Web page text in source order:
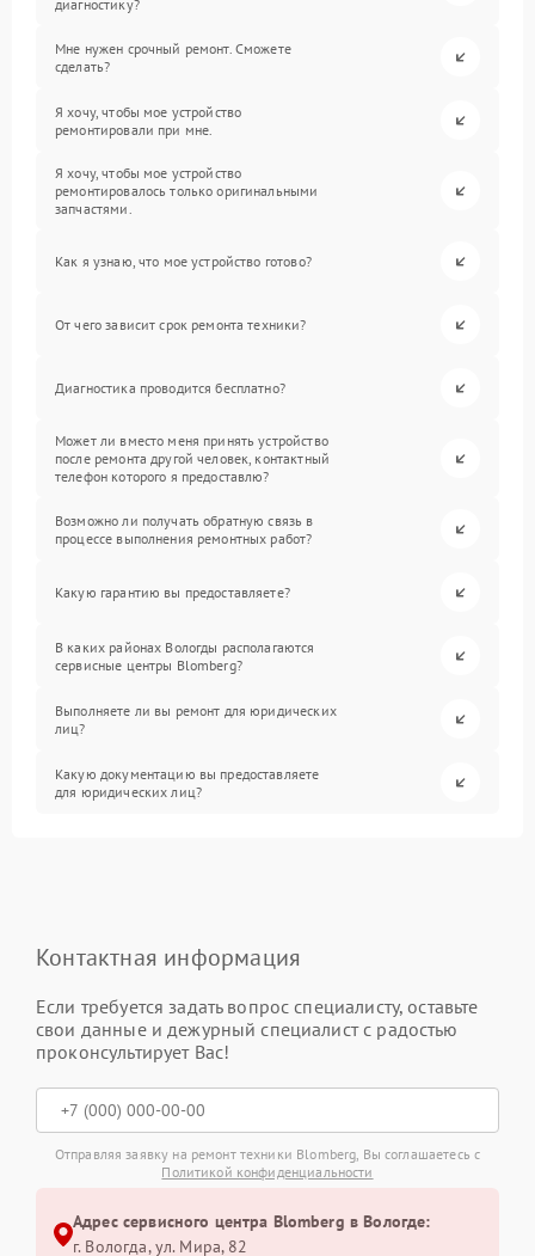
диагностику?
Мне нужен срочный ремонт. Сможете
сделать?
Я хочу, чтобы мое устройство
ремонтировали при мне.
Я хочу, чтобы мое устройство
ремонтировалось только оригинальными
запчастями.
Как я узнаю, что мое устройство готово?
От чего зависит срок ремонта техники?
Диагностика проводится бесплатно?
Может ли вместо меня принять устройство
после ремонта другой человек, контактный
телефон которого я предоставлю?
Возможно ли получать обратную связь в
процессе выполнения ремонтных работ?
Какую гарантию вы предоставляете?
В каких районах Вологды располагаются
сервисные центры Blomberg?
Выполняете ли вы ремонт для юридических
лиц?
Какую документацию вы предоставляете
для юридических лиц?
Контактная информация
Если требуется задать вопрос специалисту, оставьте
свои данные и дежурный специалист с радостью
проконсультирует Вас!
Отправляя заявку на ремонт техники Blomberg, Вы соглашаетесь с
Политикой конфиденциальности
Адрес сервисного центра Blomberg в Вологде:
г. Вологда, ул. Мира, 82